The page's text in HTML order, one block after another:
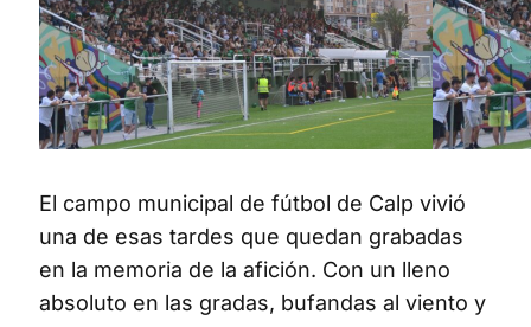
El campo municipal de fútbol de Calp vivió
una de esas tardes que quedan grabadas
en la memoria de la afición. Con un lleno
absoluto en las gradas, bufandas al viento y